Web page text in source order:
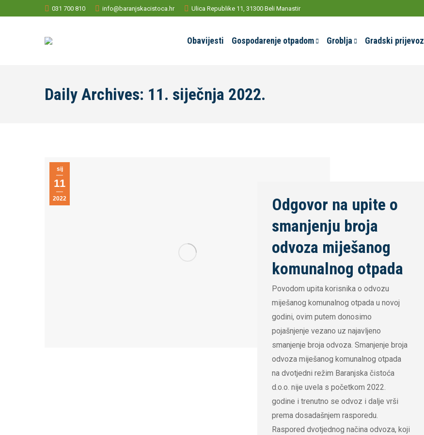
031 700 810 info@baranjskacistoca.hr Ulica Republike 11, 31300 Beli Manastir
Obavijesti Gospodarenje otpadom Groblja Gradski prijevoz
Daily Archives: 11. siječnja 2022.
sij
11
2022
Odgovor na upite o
smanjenju broja
odvoza miješanog
komunalnog otpada
Povodom upita korisnika o odvozu
miješanog komunalnog otpada u novoj
godini, ovim putem donosimo
pojašnjenje vezano uz najavljeno
smanjenje broja odvoza. Smanjenje broja
odvoza miješanog komunalnog otpada
na dvotjedni režim Baranjska čistoća
d.o.o. nije uvela s početkom 2022.
godine i trenutno se odvoz i dalje vrši
prema dosadašnjem rasporedu.
Raspored dvotjednog načina odvoza, koji